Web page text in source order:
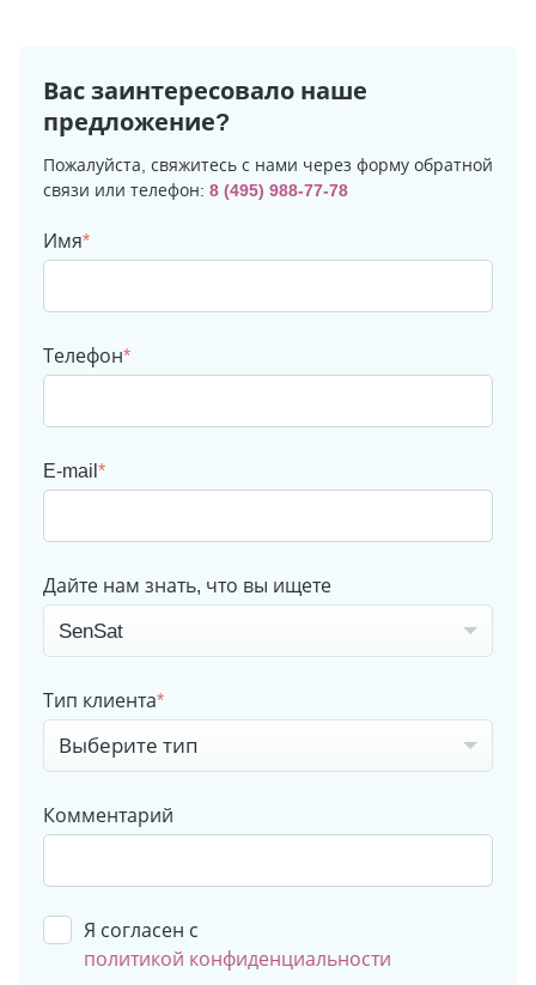
Вас заинтересовало наше
предложение?
Пожалуйста, свяжитесь с нами через форму обратной
связи или телефон: 8 (495) 988-77-78
Имя*
Телефон*
E-mail*
Дайте нам знать, что вы ищете
SenSat
Тип клиента*
Выберите тип
Комментарий
Я согласен с
политикой конфиденциальности